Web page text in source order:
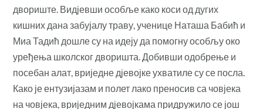
двориште. Видјевши особље како коси од дугих
кишних дана забујалу траву, ученице Наташа Бабић и
Миа Тадић дошле су на идеју да помогну особљу око
уређења школског дворишта. Добивши одобрење и
посебан алат, вриједне дјевојке ухватиле су се посла.
Како је ентузијазам и полет лако преносив са човјека
на човјека, вриједним дјевојкама придружило се још